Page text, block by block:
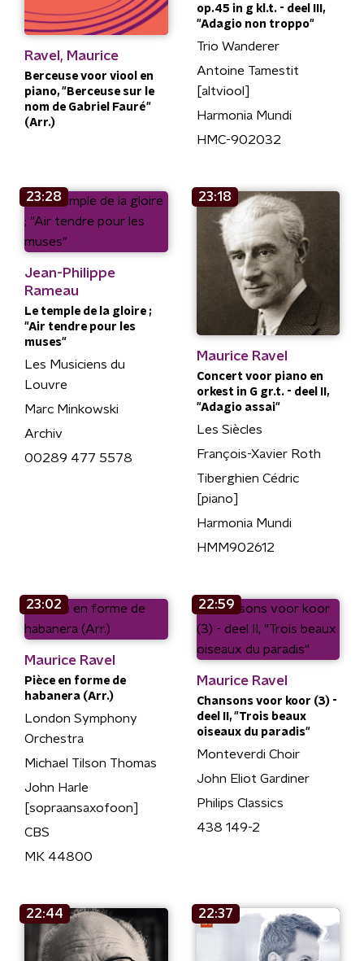
Ravel, Maurice
Berceuse voor viool en
piano, "Berceuse sur le
nom de Gabriel Fauré"
(Arr.)
op.45 in g kl.t. - deel III,
"Adagio non troppo"
Trio Wanderer
Antoine Tamestit
[altviool]
Harmonia Mundi
HMC-902032
23:28
Jean-Philippe
Rameau
Le temple de la gloire ;
"Air tendre pour les
muses"
Les Musiciens du
Louvre
Marc Minkowski
Archiv
00289 477 5578
23:18
Maurice Ravel
Concert voor piano en
orkest in G gr.t. - deel II,
"Adagio assai"
Les Siècles
François-Xavier Roth
Tiberghien Cédric
[piano]
Harmonia Mundi
HMM902612
23:02
Maurice Ravel
Pièce en forme de
habanera (Arr.)
London Symphony
Orchestra
Michael Tilson Thomas
John Harle
[sopraansaxofoon]
CBS
MK 44800
22:59
Maurice Ravel
Chansons voor koor (3) -
deel II, "Trois beaux
oiseaux du paradis"
Monteverdi Choir
John Eliot Gardiner
Philips Classics
438 149-2
22:44 22:37